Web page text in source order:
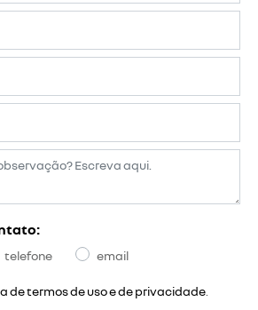
telefone email
de termos de uso e de privacidade